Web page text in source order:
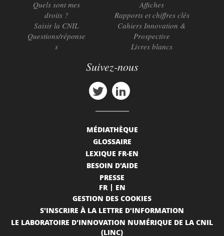
Quels sont mes
droits ?
Saisir la CNIL
Questions/réponse
s
Affiches
Rapports et chiffres clés
Cahiers Innovation &
Prospective
Livres blancs
Suivez-nous
MÉDIATHÈQUE
GLOSSAIRE
LEXIQUE FR-EN
BESOIN D'AIDE
PRESSE
FR
EN
GESTION DES COOKIES
S'INSCRIRE À LA LETTRE D'INFORMATION
LE LABORATOIRE D'INNOVATION NUMÉRIQUE DE LA CNIL
(LINC)